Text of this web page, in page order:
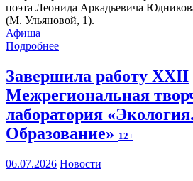
поэта Леонида Аркадьевича
(М. Ульяновой, 1).
Афиша
Подробнее
Завершила работу XXII
Межрегиональная
лаборатория
Образование» 12+
06.07.2026 Новости